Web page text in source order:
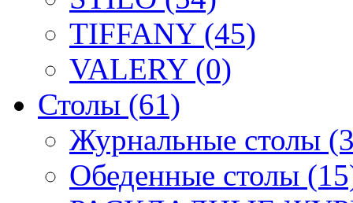
TIFFANY (45)
VALERY (0)
Столы (61)
Журнальные столы
Обеденные столы